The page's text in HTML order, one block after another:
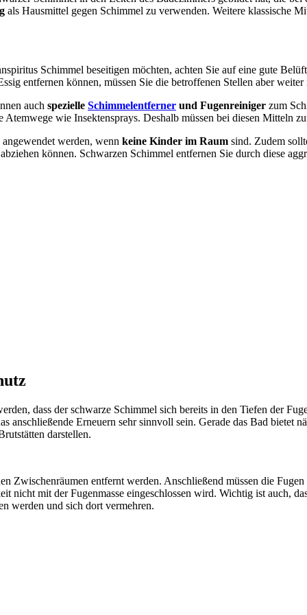
als Hausmittel gegen Schimmel zu verwenden. Weitere klassische
Schimmel beseitigen möchten, achten Sie auf eine gute
entfernen können, müssen Sie die betroffenen Stellen aber
auch spezielle Schimmelentferner und Fugenreiniger zum
wie Insektensprays. Deshalb müssen bei diesen Mitteln
werden, wenn keine Kinder im Raum sind. Zudem
können. Schwarzen Schimmel entfernen Sie durch diese
dass der schwarze Schimmel sich bereits in den Tiefen der
anschließende Erneuern sehr sinnvoll sein. Gerade das Bad bietet
darstellen.
Zwischenräumen entfernt werden. Anschließend müssen die
nicht mit der Fugenmasse eingeschlossen wird. Wichtig ist auch,
werden und sich dort vermehren.